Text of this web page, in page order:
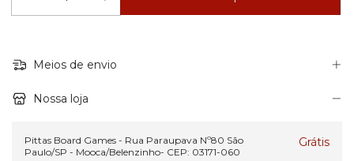
Meios de envio
Nossa loja
Pittas Board Games - Rua Paraupava Nº80 São
Paulo/SP - Mooca/Belenzinho- CEP: 03171-060
Grátis